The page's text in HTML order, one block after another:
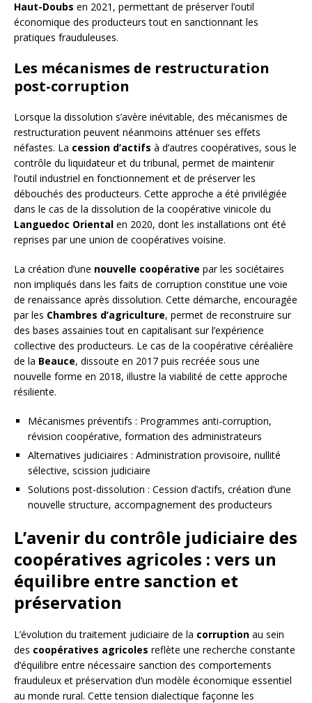
Haut-Doubs en 2021, permettant de préserver l’outil
économique des producteurs tout en sanctionnant les
pratiques frauduleuses.
Les mécanismes de restructuration
post-corruption
Lorsque la dissolution s’avère inévitable, des mécanismes de
restructuration peuvent néanmoins atténuer ses effets
néfastes. La cession d’actifs à d’autres coopératives, sous le
contrôle du liquidateur et du tribunal, permet de maintenir
l’outil industriel en fonctionnement et de préserver les
débouchés des producteurs. Cette approche a été privilégiée
dans le cas de la dissolution de la coopérative vinicole du
Languedoc Oriental en 2020, dont les installations ont été
reprises par une union de coopératives voisine.
La création d’une nouvelle coopérative par les sociétaires
non impliqués dans les faits de corruption constitue une voie
de renaissance après dissolution. Cette démarche, encouragée
par les Chambres d’agriculture, permet de reconstruire sur
des bases assainies tout en capitalisant sur l’expérience
collective des producteurs. Le cas de la coopérative céréalière
de la Beauce, dissoute en 2017 puis recréée sous une
nouvelle forme en 2018, illustre la viabilité de cette approche
résiliente.
Mécanismes préventifs : Programmes anti-corruption,
révision coopérative, formation des administrateurs
Alternatives judiciaires : Administration provisoire, nullité
sélective, scission judiciaire
Solutions post-dissolution : Cession d’actifs, création d’une
nouvelle structure, accompagnement des producteurs
L’avenir du contrôle judiciaire des
coopératives agricoles : vers un
équilibre entre sanction et
préservation
L’évolution du traitement judiciaire de la corruption au sein
des coopératives agricoles reflète une recherche constante
d’équilibre entre nécessaire sanction des comportements
frauduleux et préservation d’un modèle économique essentiel
au monde rural. Cette tension dialectique façonne les